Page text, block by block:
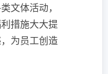
文体活动，
措施大大提
为员工创造